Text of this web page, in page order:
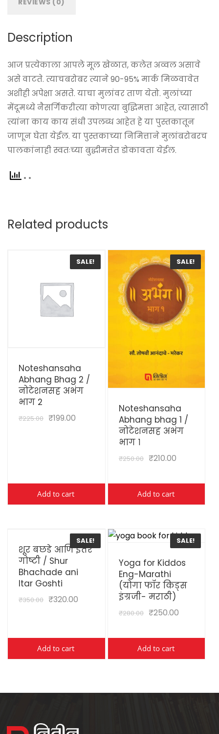
REVIEWS (0)
Description
आज प्रत्येकाला आपले मूल खेळात, कलेत अव्वल असावे
असे वाटते. त्याचबरोबर त्याने 90-95% मार्क मिळवावेत
अशीही अपेक्षा असते. याचा मुलांवर ताण येतो. मुलांच्या
मेंदूमध्ये नैसर्गिकरीत्या कोणत्या बुद्धिमत्ता आहेत, त्यासाठी
त्यांना काय काय संधी उपलब्ध आहेत हे या पुस्तकातून
जाणून घेता येईल. या पुस्तकाच्या निमित्ताने मुलांबरोबरच
पालकांनाही स्वतःच्या बुद्धीमत्तेत डोकावता येईल.
Related products
SALE!
Noteshansaha
Abhang Bhag 2 /
नोटेशनसह अभंग
भाग 2
₹225.00 ₹199.00
Add to cart
SALE!
Noteshansaha
Abhang bhag 1 /
नोटेशनसह अभंग
भाग १
₹250.00 ₹210.00
Add to cart
SALE!
View Details
शूर बछडे आणि इतर
गोष्टी / Shur
Bhachade ani
Itar Goshti
₹350.00 ₹320.00
Add to cart
SALE!
Yoga for Kiddos
Eng-Marathi
(योगा फॉर किड्स
इंग्रजी- मराठी)
₹280.00 ₹250.00
Add to cart